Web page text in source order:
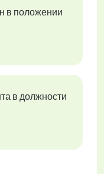
в положении
в должности